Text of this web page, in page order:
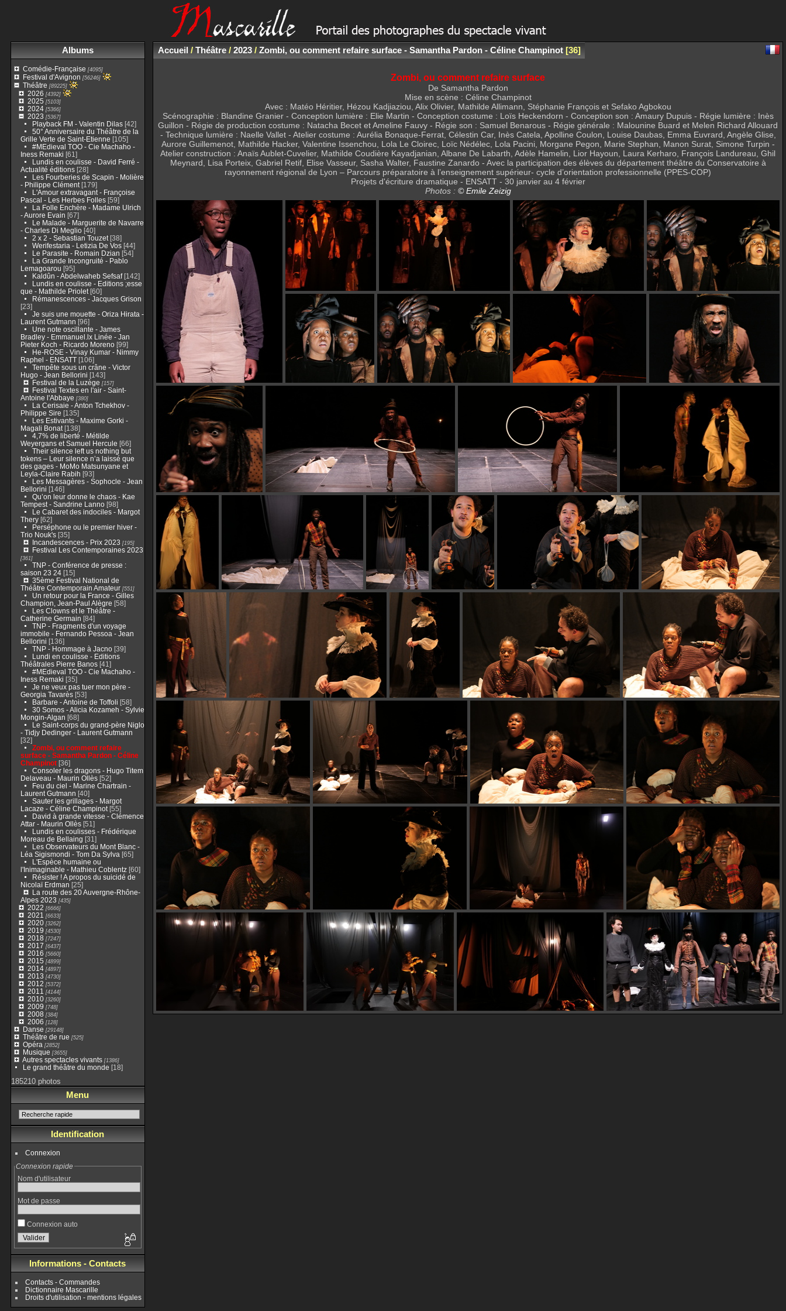
Albums
Comédie-Française [4095]
Festival d'Avignon [56246]
Théâtre [89225]
2026 [4392]
2025 [5103]
2024[5366]
2023 [5367]
Playback FM - Valentin Dilas[42]
50° Anniversaire du Théâtre de la
Grille Verte de Saint-Etienne [105]
#MEdieval TOO - Cie Machaho -
Iness Remaki [61]
Lundis en coulisse - David Ferré -
Actualité éditions[28]
Les Fourberies de Scapin - Molière
- Philippe Clément[179]
L'Amour extravagant - Françoise
Pascal - Les Herbes Folles[59]
La Folle Enchère - Madame Ulrich
- Aurore Evain [67]
Le Malade - Marguerite de Navarre
- Charles Di Meglio[40]
2 x 2 - Sebastian Touzet[38]
Werifestaria - Letizia De Vos[44]
Le Parasite - Romain Dzian [54]
La Grande Incongruité - Pablo
Lemagoarou [95]
Kaldûn - Abdelwaheb Sefsaf[142]
Lundis en coulisse - Editions ;esse
que - Mathilde Priolet[60]
Rémanescences - Jacques Grison
[23]
Je suis une mouette - Oriza Hirata -
Laurent Gutmann [96]
Une note oscillante - James
Bradley - Emmanuel.lx Linée - Jan
Pieter Koch - Ricardo Moreno[99]
He-ROSE - Vinay Kumar - Nimmy
Raphel - ENSATT[106]
Tempête sous un crâne - Victor
Hugo - Jean Bellorini [143]
Festival de la Luzège [157]
Festival Textes en l'air - Saint-
Antoine l'Abbaye [380]
La Cerisaie - Anton Tchekhov -
Philippe Sire [135]
Les Estivants - Maxime Gorki -
Magali Bonat[138]
4,7% de liberté - Métilde
Weyergans et Samuel Hercule [66]
Their silence left us nothing but
tokens – Leur silence n’a laissé que
des gages - MoMo Matsunyane et
Leyla-Claire Rabih [93]
Les Messagères - Sophocle - Jean
Bellorini [146]
Qu’on leur donne le chaos - Kae
Tempest - Sandrine Lanno[98]
Le Cabaret des indociles - Margot
Thery[62]
Perséphone ou le premier hiver -
Trio Nouk's[35]
Incandescences - Prix 2023 [195]
Festival Les Contemporaines 2023
[361]
TNP - Conférence de presse :
saison 23 24[15]
35ème Festival National de
Théâtre Contemporain Amateur[551]
Un retour pour la France - Gilles
Champion, Jean-Paul Alègre [58]
Les Clowns et le Théâtre -
Catherine Germain [84]
TNP - Fragments d'un voyage
immobile - Fernando Pessoa - Jean
Bellorini [136]
TNP - Hommage à Jacno[39]
Lundi en coulisse - Editions
Théâtrales Pierre Banos[41]
#MEdieval TOO - Cie Machaho -
Iness Remaki [35]
Je ne veux pas tuer mon père -
Georgia Tavarès[53]
Barbare - Antoine de Toffoli [58]
30 Somos - Alicia Kozameh - Sylvie
Mongin-Algan [68]
Le Saint-corps du grand-père Niglo
- Tidjy Dedinger - Laurent Gutmann
[32]
Zombi, ou comment refaire
surface - Samantha Pardon - Céline
Champinot[36]
Consoler les dragons - Hugo Titem
Delaveau - Maurin Ollès[52]
Feu du ciel - Marine Chartrain -
Laurent Gutmann [40]
Sauter les grillages - Margot
Lacaze - Céline Champinot[55]
David à grande vitesse - Clémence
Attar - Maurin Ollès[51]
Lundis en coulisses - Frédérique
Moreau de Bellaing [31]
Les Observateurs du Mont Blanc -
Léa Sigismondi - Tom Da Sylva [65]
L'Espèce humaine ou
l'Inimaginable - Mathieu Coblentz[60]
Résister ! A propos du suicidé de
Nicolaï Erdman [25]
La route des 20 Auvergne-Rhône-
Alpes 2023 [435]
2022 [6666]
2021 [6633]
2020[3262]
2019 [4530]
2018 [7247]
2017 [6437]
2016 [5660]
2015 [4899]
2014[4897]
2013 [4730]
2012 [5372]
2011 [4144]
2010[3260]
2009 [748]
2008 [384]
2006 [128]
Danse [29148]
Théâtre de rue [525]
Opéra [2852]
Musique [3655]
Autres spectacles vivants[1386]
Le grand théâtre du monde [18]
185210 photos
Menu
Identification
Connexion
Connexion rapide
Nom d'utilisateur
Mot de passe
Connexion auto
Informations - Contacts
Contacts - Commandes
Dictionnaire Mascarille
Droits d'utilisation - mentions légales
Accueil/ Théâtre/ 2023/ Zombi, ou comment refaire surface - Samantha Pardon - Céline Champinot 36
Zombi, ou comment refaire surface
De Samantha Pardon
Mise en scène : Céline Champinot
Avec : Matéo Héritier, Hézou Kadjiaziou, Alix Olivier, Mathilde Allimann, Stéphanie François et Sefako Agbokou
Scénographie : Blandine Granier - Conception lumière : Elie Martin - Conception costume : Loïs Heckendorn - Conception son : Amaury Dupuis - Régie lumière : Inès
Guillon - Régie de production costume : Natacha Becet et Ameline Fauvy - Régie son : Samuel Benarous - Régie générale : Malounine Buard et Melen Richard Allouard
- Technique lumière : Naelle Vallet - Atelier costume : Aurélia Bonaque-Ferrat, Célestin Car, Inès Catela, Apolline Coulon, Louise Daubas, Emma Euvrard, Angèle Glise,
Aurore Guillemenot, Mathilde Hacker, Valentine Issenchou, Lola Le Cloirec, Loïc Nédélec, Lola Pacini, Morgane Pegon, Marie Stephan, Manon Surat, Simone Turpin -
Atelier construction : Anaïs Aublet-Cuvelier, Mathilde Coudière Kayadjanian, Albane De Labarth, Adèle Hamelin, Lior Hayoun, Laura Kerharo, François Landureau, Ghil
Meynard, Lisa Porteix, Gabriel Retif, Elise Vasseur, Sasha Walter, Faustine Zanardo - Avec la participation des élèves du département théâtre du Conservatoire à
rayonnement régional de Lyon – Parcours préparatoire à l’enseignement supérieur- cycle d’orientation professionnelle (PPES-COP)
Projets d'écriture dramatique - ENSATT - 30 janvier au 4 février
Photos : © Emile Zeizig